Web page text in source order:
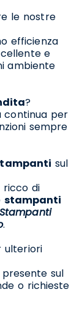
le nostre
efficienza
e
ambiente
?
continua per
sempre
sul
ricco di
stampanti
.
ulteriori
sul
o richieste